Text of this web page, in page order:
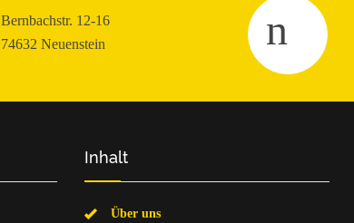
Bernbachstr. 12-16
74632 Neuenstein
Inhalt
Über uns